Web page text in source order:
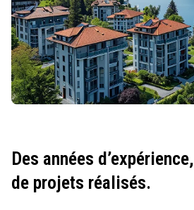
Des années d’expérience,
de projets réalisés.